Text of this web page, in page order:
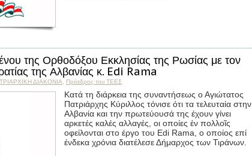
της Ορθοδόξου Εκκλησίας της Ρωσίας με τον
της Αλβανίας κ. Edi Rama
ΔΙΑΚΟΝΙΑ Пρόεδρος του ΤΕΕΣ
Κατά τη διάρκεια της συναντήσεως ο Αγιώτατος
Πατριάρχης Κύριλλος τόνισε ότι τα τελευταία στην
Αλβανία και την πρωτεύουσά της έχουν γίνει
αρκετές καλές αλλαγές, οι οποίες ἐν πολλοῖς
οφείλονται στο έργο του Edi Rama, ο οποίος επί
ένδεκα χρόνια διατέλεσε Δήμαρχος των Τιράνων.